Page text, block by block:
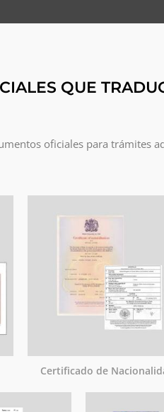
QUE
oficiales para trámites
Certificado de